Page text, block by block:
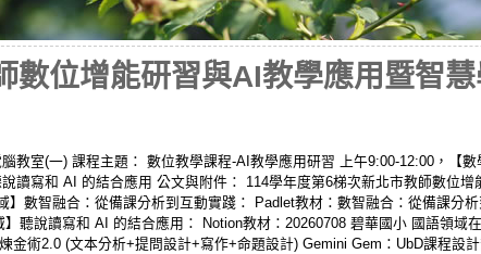
數位增能研習與AI教學應用暨智
教室(一) 課程主題： 數位教學課程-AI教學應用研習 上午9:00-12:00，【數
讀寫和 AI 的結合應用 公文與附件： 114學年度第6梯次新北市教師數位增
數智融合：從備課分析到互動實踐： Padlet教材：數智融合：從備課分
聽說讀寫和 AI 的結合應用： Notion教材：20260708 碧華國小 國語領域
金術2.0 (文本分析+提問設計+寫作+命題設計) Gemini Gem：UbD課程設